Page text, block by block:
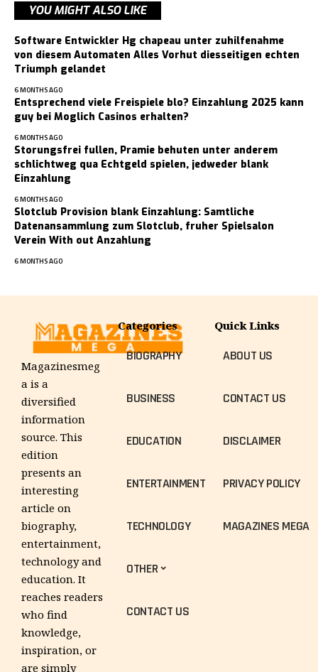
YOU MIGHT ALSO LIKE
Software Entwickler Hg chapeau unter zuhilfenahme
von diesem Automaten Alles Vorhut diesseitigen echten
Triumph gelandet
6 MONTHS AGO
Entsprechend viele Freispiele blo? Einzahlung 2025 kann
guy bei Moglich Casinos erhalten?
6 MONTHS AGO
Storungsfrei fullen, Pramie behuten unter anderem
schlichtweg qua Echtgeld spielen, jedweder blank
Einzahlung
6 MONTHS AGO
Slotclub Provision blank Einzahlung: Samtliche
Datenansammlung zum Slotclub, fruher Spielsalon
Verein With out Anzahlung
6 MONTHS AGO
Magazinesmeg
a is a
diversified
information
source. This
edition
presents an
interesting
article on
biography,
entertainment,
technology and
education. It
reaches readers
who find
knowledge,
inspiration, or
are simply
Categories
BIOGRAPHY
BUSINESS
EDUCATION
ENTERTAINMENT
TECHNOLOGY
OTHER
CONTACT US
Quick Links
ABOUT US
CONTACT US
DISCLAIMER
PRIVACY POLICY
MAGAZINES MEGA